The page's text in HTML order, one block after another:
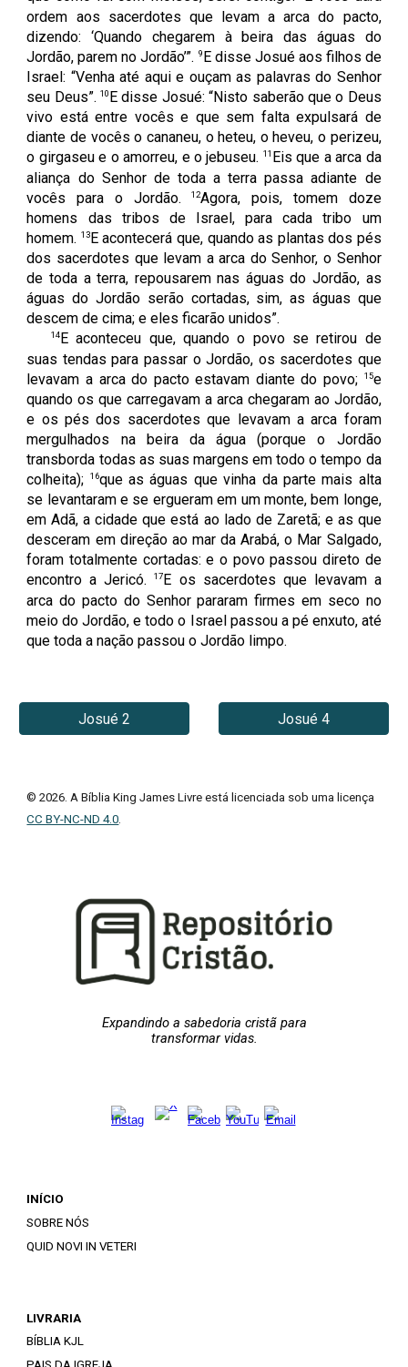
ordem aos sacerdotes que levam a arca do pacto,
dizendo: ‘Quando chegarem à beira das águas do
Jordão, parem no Jordão’”. 9E disse Josué aos filhos de
Israel: “Venha até aqui e ouçam as palavras do Senhor
seu Deus”.10 E disse Josué: “Nisto saberão que o Deus
vivo está entre vocês e que sem falta expulsará de
diante de vocês o cananeu, o heteu, o heveu, o perizeu,
o girgaseu e o amorreu, e o jebuseu. 11 Eis que a arca da
aliança do Senhor de toda a terra passa adiante de
vocês para o Jordão.12Agora, pois, tomem doze
homens das tribos de Israel, para cada tribo um
homem. 13E acontecerá que, quando as plantas dos pés
dos sacerdotes que levam a arca do Senhor, o Senhor
de toda a terra, repousarem nas águas do Jordão, as
águas do Jordão serão cortadas, sim, as águas que
descem de cima; e eles ficarão unidos”.
14 E aconteceu que, quando o povo se retirou de
suas tendas para passar o Jordão, os sacerdotes que
levavam a arca do pacto estavam diante do povo;
15e
quando os que carregavam a arca chegaram ao Jordão,
e os pés dos sacerdotes que levavam a arca foram
mergulhados na beira da água (porque o Jordão
transborda todas as suas margens em todo o tempo da
colheita);
16que as águas que vinha da parte mais alta
se levantaram e se ergueram em um monte, bem longe,
em Adã, a cidade que está ao lado de Zaretã; e as que
desceram em direção ao mar da Arabá, o Mar Salgado,
foram totalmente cortadas: e o povo passou direto de
encontro a Jericó.17 E os sacerdotes que levavam a
arca do pacto do Senhor pararam firmes em seco no
meio do Jordão, e todo o Israel passou a pé enxuto, até
que toda a nação passou o Jordão limpo.
Josué 2 Josué 4
© 2026. A Bíblia King James Livre está licenciada sob uma licença
CC BY-NC-ND 4.0.
Expandindo a sabedoria cristã para
transformar vidas.
INÍCIO
SOBRE NÓS
QUID NOVI IN VETERI
LIVRARIA
BÍBLIA KJL